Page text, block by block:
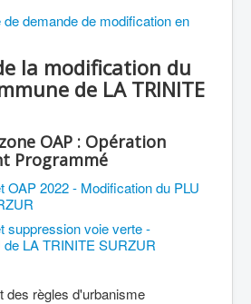
demande de modification en
la modification du
de LA TRINITE
OAP : Opération
Programmé
OAP 2022 - Modification du PLU
suppression voie verte -
LA TRINITE SURZUR
des règles d'urbanisme